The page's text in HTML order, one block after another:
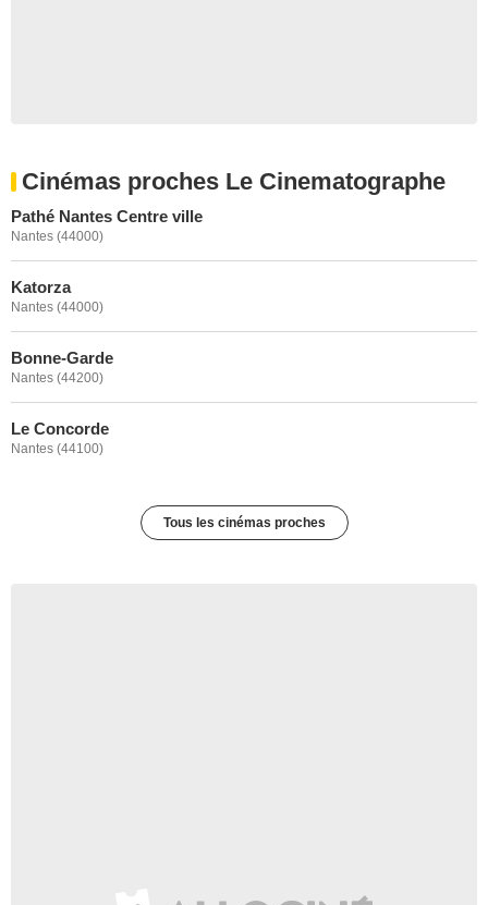
Cinémas proches Le Cinematographe
Pathé Nantes Centre ville
Nantes (44000)
Katorza
Nantes (44000)
Bonne-Garde
Nantes (44200)
Le Concorde
Nantes (44100)
Tous les cinémas proches